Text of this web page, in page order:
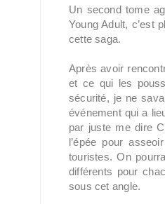
Un second tome
Young Adult, c’est
cette saga.
Après avoir
et ce qui les
sécurité, je ne
événement qui a
par juste me dire
l’épée pour
touristes. On
différents pour
sous cet angle.